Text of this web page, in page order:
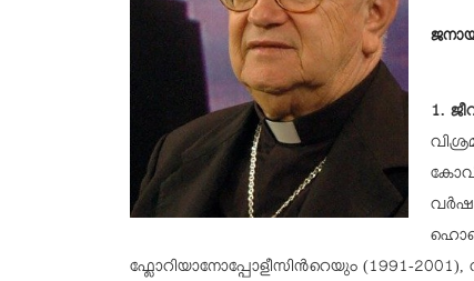
1.
ഫ്ലോറിയാനോപ്പോളീസിന്‍റെയും (1991-